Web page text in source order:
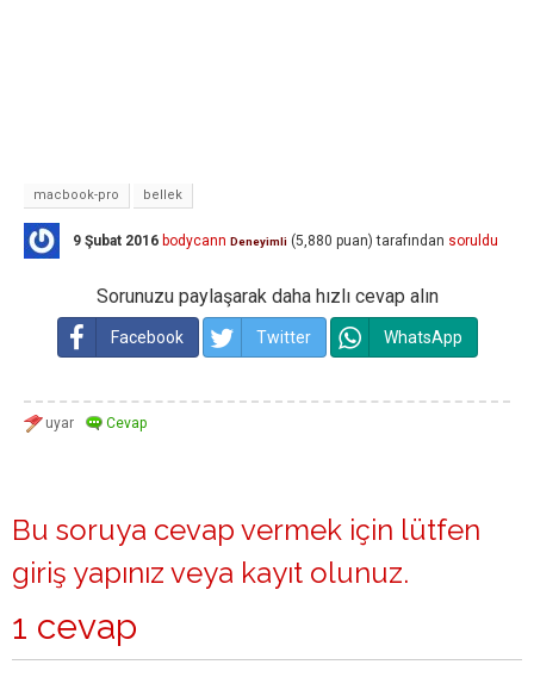
macbook-pro bellek
9 Şubat 2016 bodycann Deneyimli (5,880 puan) tarafından soruldu
Sorunuzu paylaşarak daha hızlı cevap alın
Facebook Twitter WhatsApp
Bu soruya cevap vermek için lütfen
giriş yapınız veya kayıt olunuz.
1 cevap